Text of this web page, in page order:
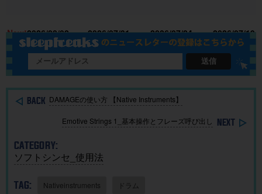
に生成AI
を取り入
れる基本
ガイド
New!2026/08/02
析”する公
開収録イ
ベント開
催
2026/07/31
Grid」｜M
ac・iOSで
単に作
成！
2026/07/24
点まとめ
2026/07/19
送信
DAMAGEの使い方 【Native Instruments】
Emotive Strings 1_基本操作とフレーズ呼び出し
CATEGORY:
ソフトシンセ_使用法
TAG: Nativeinstruments ドラム